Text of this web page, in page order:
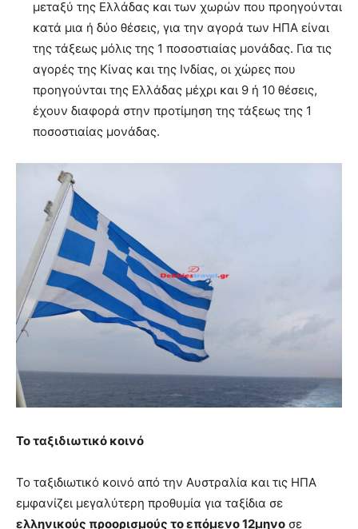
μεταξύ της Ελλάδας και των χωρών που προηγούνται
κατά μια ή δύο θέσεις, για την αγορά των ΗΠΑ είναι
της τάξεως μόλις της 1 ποσοστιαίας μονάδας. Για τις
αγορές της Κίνας και της Ινδίας, οι χώρες που
προηγούνται της Ελλάδας μέχρι και 9 ή 10 θέσεις,
έχουν διαφορά στην προτίμηση της τάξεως της 1
ποσοστιαίας μονάδας.
Το ταξιδιωτικό κοινό
Το ταξιδιωτικό κοινό από την Αυστραλία και τις ΗΠΑ
εμφανίζει μεγαλύτερη προθυμία για ταξίδια σε
ελληνικούς προορισμούς το επόμενο 12μηνο σε